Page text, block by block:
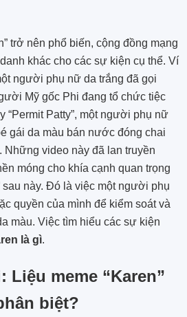
trở nên phổ biến, cộng đồng mạng
khác cho các sự kiện cụ thể. Ví
người phụ nữ da trắng đã gọi
Mỹ gốc Phi đang tổ chức tiệc
“Permit Patty”, một người phụ nữ
gái da màu bán nước đóng chai
Những video này đã lan truyền
móng cho khía cạnh quan trọng
sau này. Đó là việc một người phụ
quyền của mình để kiểm soát và
màu. Việc tìm hiểu các sự kiện
là gì.
Liệu meme “Karen”
biệt?